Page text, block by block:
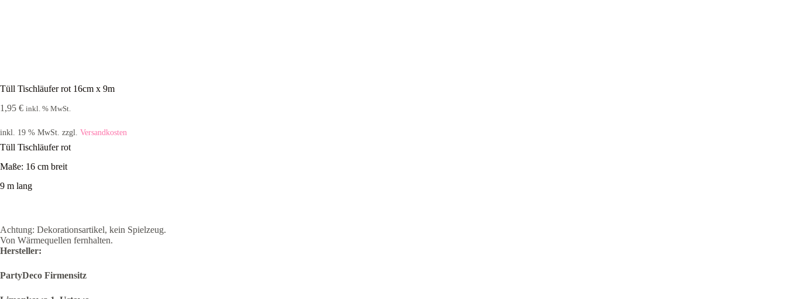
Tüll Tischläufer rot 16cm x 9m
1,95 € inkl. % MwSt.
inkl. 19 % MwSt. zzgl. Versandkosten
Tüll Tischläufer rot
Maße: 16 cm breit
9 m lang
Achtung: Dekorationsartikel, kein Spielzeug.
Von Wärmequellen fernhalten.
Hersteller:
PartyDeco Firmensitz